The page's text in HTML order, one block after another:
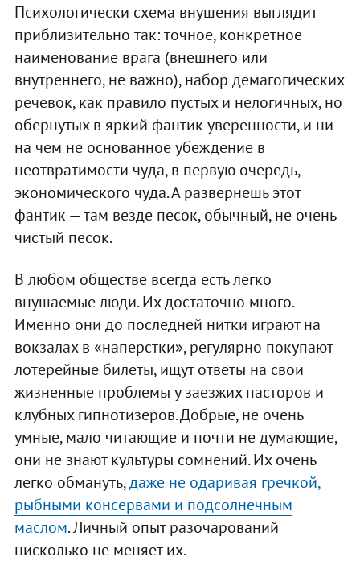
Психологически схема внушения выглядит
приблизительно так: точное, конкретное
наименование врага (внешнего или
внутреннего, не важно), набор демагогических
речевок, как правило пустых и нелогичных, но
обернутых в яркий фантик уверенности, и ни
на чем не основанное убеждение в
неотвратимости чуда, в первую очередь,
экономического чуда. А развернешь этот
фантик — там везде песок, обычный, не очень
чистый песок.
В любом обществе всегда есть легко
внушаемые люди. Их достаточно много.
Именно они до последней нитки играют на
вокзалах в «наперстки», регулярно покупают
лотерейные билеты, ищут ответы на свои
жизненные проблемы у заезжих пасторов и
клубных гипнотизеров. Добрые, не очень
умные, мало читающие и почти не думающие,
они не знают культуры сомнений. Их очень
легко обмануть,даже не одаривая гречкой,
рыбными консервами и подсолнечным
маслом. Личный опыт разочарований
нисколько не меняет их.